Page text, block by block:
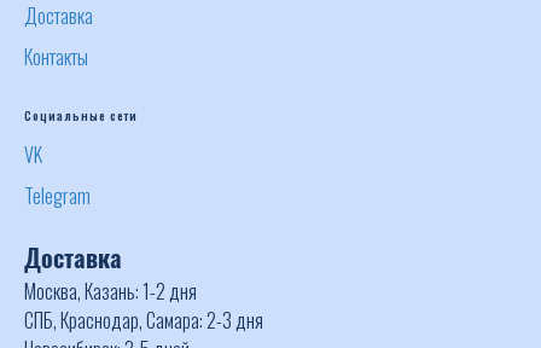
Доставка
Контакты
Социальные сети
VK
Telegram
Доставка
Москва, Казань: 1-2 дня
СПБ, Краснодар, Самара: 2-3 дня